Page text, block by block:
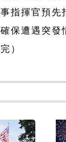
指揮官預先
保遭遇突發
）